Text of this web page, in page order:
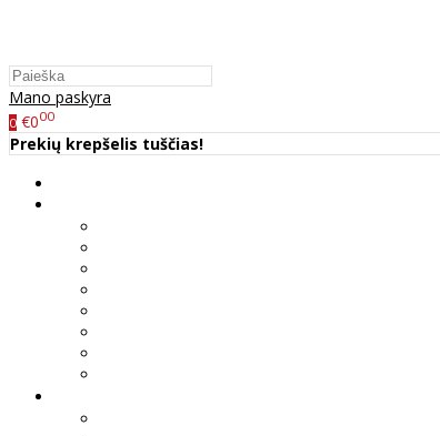
Mano paskyra
0 €000
Prekių krepšelis tuščias!